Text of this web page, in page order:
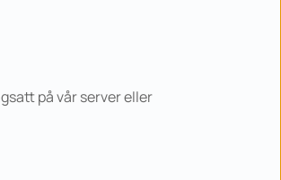
på vår server eller